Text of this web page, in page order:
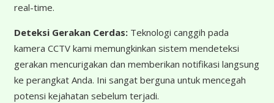
real-time.
Deteksi Gerakan Cerdas:Teknologi canggih pada
kamera CCTV kami memungkinkan sistem mendeteksi
gerakan mencurigakan dan memberikan notifikasi langsung
ke perangkat Anda. Ini sangat berguna untuk mencegah
potensi kejahatan sebelum terjadi.